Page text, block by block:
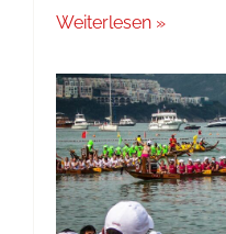
Weiterlesen »